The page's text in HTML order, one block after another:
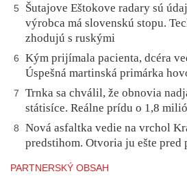
5
Šutajove Eštokove radary sú
výrobca má slovenskú stopu.
zhodujú s ruskými
6
Kým prijímala pacienta, dcéra
Úspešná martinská primárka
7
Trnka sa chválil, že obnovia
státisíce. Reálne prídu o 1,8
8
Nová asfaltka vedie na vrchol
predstihom. Otvoria ju ešte
PARTNERSKÝ OBSAH